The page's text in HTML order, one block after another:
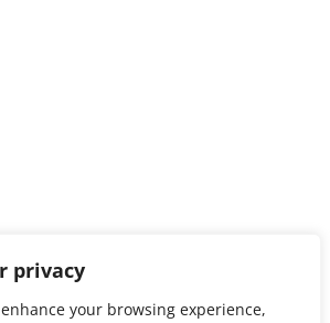
privacy
your browsing experience,